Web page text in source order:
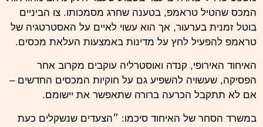
המכס שהטיל טראמפ, בטענה שחרג מסמכותו. צו הביניים
בוטל זמנית בערעור, אך הוא עשוי לאיים על האסטרטגיה של
טראמפ להפעיל לחץ על מדינות באמצעות העלאת מכסים.
האיחוד האירופי, קנדה ואוסטרליה עוקבים מקרוב אחר
הפסיקה, שעשויה להשפיע גם על חוקיות המכסים החדשים –
אם לא תתקבל הכרעה ברורה שתאפשר את יישומם.
במשרד הסחר של האיחוד סיכמו: ״הצעדים שנשקלים כעת